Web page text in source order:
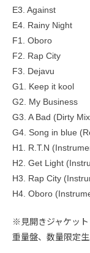
E3. Against
E4. Rainy Night
F1. Oboro
F2. Rap City
F3. Dejavu
G1. Keep it kool
G2. My Business
G3. A Bad (Dirty
G4. Song in blue
H1. R.T.N
H2. Get Light
H3. Rap City
H4. Oboro
※見開きジャケッ
重量盤、数量限定